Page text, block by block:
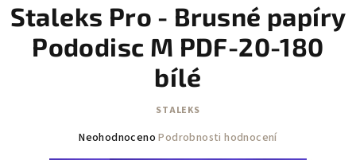
košík
Staleks Pro - Brusné papíry
Pododisc M PDF-20-180
bílé
STALEKS
Průměrné
Neohodnoceno Podrobnosti hodnocení